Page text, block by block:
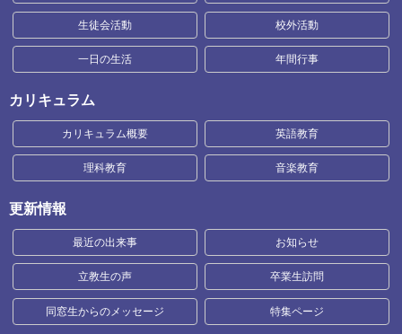
生徒会活動 校外活動
一日の生活 年間行事
カリキュラム
カリキュラム概要 英語教育
理科教育 音楽教育
更新情報
最近の出来事 お知らせ
立教生の声 卒業生訪問
同窓生からのメッセージ 特集ページ